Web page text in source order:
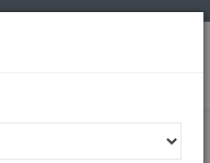
Broj 47/26